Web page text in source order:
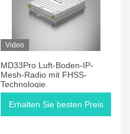
Video
MD33Pro Luft-Boden-IP-
Mesh-Radio mit FHSS-
Technologie
Erhalten Sie besten Preis